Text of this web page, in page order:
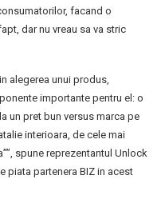
facand o
dar nu vreau sa va stric
alegerea unui produs,
importante pentru el: o
un pret bun versus marca pe
interioara, de cele mai
spune reprezentantul Unlock
piata partenera BIZ in acest